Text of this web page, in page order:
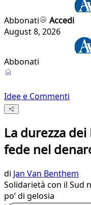
Abbonati
Accedi
August 8, 2026
Abbonati
Idee e Commenti
La durezza dei
fede nel
di Jan Van Benthem
Solidarietà con il Sud
po’ di gelosia